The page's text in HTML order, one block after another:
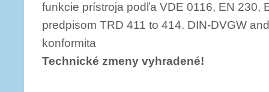
funkcie prístroja podľa VDE 0116, EN 230,
predpisom TRD 411 to 414. DIN-DVGW
konformita
Technické zmeny vyhradené!